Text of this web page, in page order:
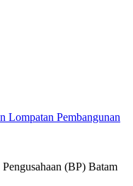
Lompatan Pembangunan
(BP) Batam